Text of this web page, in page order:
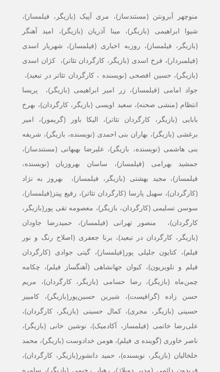
منوچهر آبرونتن (مستندساز)، مری آپیک (بازیگر، فیلمساز)،
شیوا ابراهیمی (بازیگر)، مینا آذریان (بازیگر)، امید آهنگر
(بازیگر، فیلمساز)، روزبه اخباری (فیلمساز)، شهریار اسدی
(فیلمبردار)، فرخ اسدی (بازیگر، کارگردان تئاتر)، کژان اسدی
(بازیگر)، حسین افصحی (نویسنده ، کارگردان تئاتر در تبعید)،
جواد امامی (فیلمساز)، زر امیر ابراهیمی (بازیگر)، پریسا
انتظام (منشی صحنه)، سعید اویسی (بازیگر، کارگردان)، بهرخ
بابایی (بازیگر، کارگردان تئاتر)، الیکا باور (گریمور)، امیر
برغشی (بازیگر)، بهاران بنی احمدی (نویسنده، بازیگر)، شریفه
بنی هاشمی (نویسنده، بازیگر)، علیرضا بهبهانی (مستندساز)،
جمشید بهرامی (فیلمساز)، ساسان بهروزیان (نویسنده،
فیلمساز)، مجید بهشتی (بازیگر، فیلمساز)، بهروز به نژاد
(کارگردان)، سهیل پارسا (کارگردان تئاتر)، رفیع پیتز(فیلمساز)،
سوسن تسلیمی (کارگردان، بازیگر)، معصومه تقی پور(بازیگر،
کارگردان)، منصور تهرانی (فیلمساز)، حمیدرضا جاودان
(بازیگر، کارگردان در تبعید)، برنا جعفری (اصلاح رنگ و نور
فیلم)، کتایون جلیلی پور(فیلمساز)، گیتی جوادی (کارگردان
فیلم و تلویزیون)، کیوان جهانشاهی (آهنگساز فیلم)، چکامه
چمن‌ماه (بازیگر)، رضا حسامی (بازیگر، کارگردان)، مریم
حسن زاده (گرافیست)، شیرین حسین‌پور(بازیگر)، کامبیز
حسینی (بازیگر، مجری)، کمال حسینی (بازیگر، کارگردان)،
علی‌رضا خاتمی (فیلمساز، آکادمیک)، نوشین خانی (بازیگر)،
ناصر خاوری (گوینده ی فیلم)، هومن خدادوست (بازيگر)، محمد
خلخالیان (بازیگر، نویسنده)، حمید دانشور(بازیگر، کارگردان)،
فریدون دائمی (مدیر دوبلاژ)، رهیار رحیمی (بازیگر)، سامره